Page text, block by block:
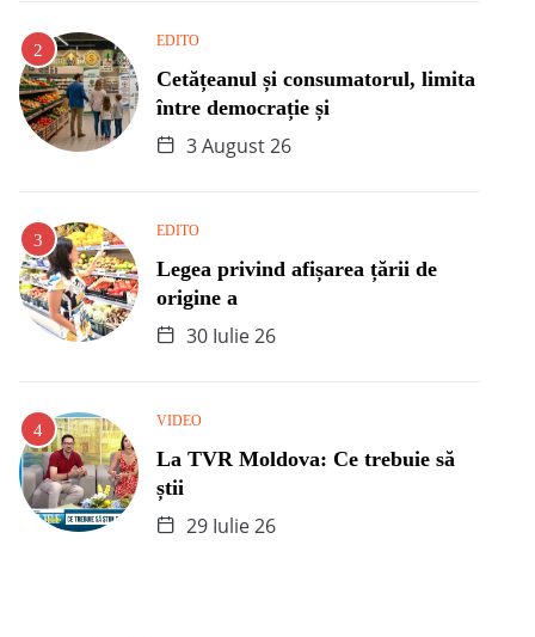
EDITO
Cetățeanul și consumatorul, limita
între democrație și
3 August 26
EDITO
Legea privind afișarea țării de
origine a
30 Iulie 26
VIDEO
La TVR Moldova: Ce trebuie să
știi
29 Iulie 26